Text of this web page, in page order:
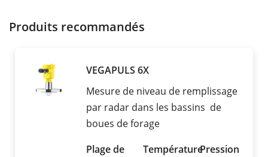
Produits recommandés
VEGAPULS 6X
Mesure de niveau de remplissage
par radar dans les bassins de
boues de forage
Plage de
TempératurePression